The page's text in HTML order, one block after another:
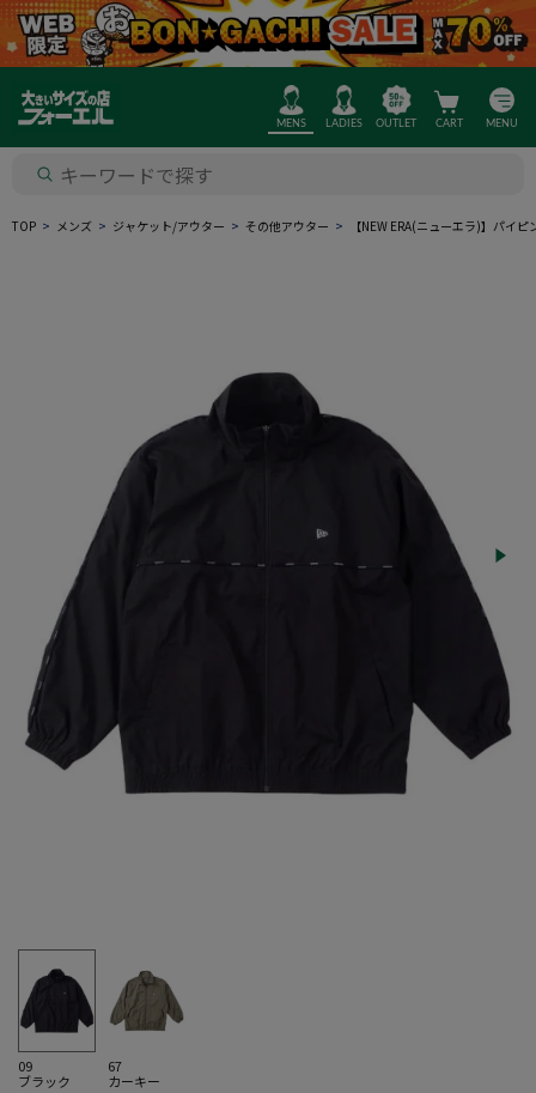
MENS LADIES OUTLET CART MENU
TOP メンズ ジャケット/アウター その他アウター 【NEW ERA(ニューエラ)】パイ
09
ブラック
67
カーキー